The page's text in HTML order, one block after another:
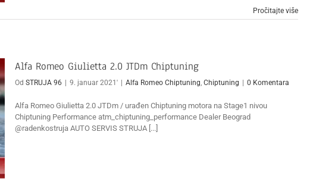
Pročitajte više
Alfa Romeo Giulietta 2.0 JTDm Chiptuning
OdSTRUJA 96 9. januar 2021' Alfa Romeo Chiptuning,Chiptuning 0 Komentara
Alfa Romeo Giulietta 2.0 JTDm / urađen Chiptuning motora na Stage1 nivou
Chiptuning Performance atm_chiptuning_performance Dealer Beograd
@radenkostruja AUTO SERVIS STRUJA [...]